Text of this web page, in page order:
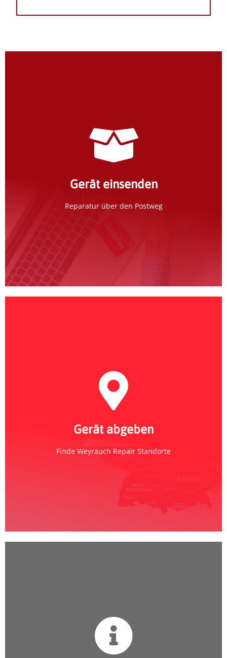
Gerät einsenden
Reparatur über den Postweg
Erfassung im Weyrauch-Portal
Erfassen Sie Ihr Gerät im Reparaturportal und
Gerät abgeben
Finde Weyrauch Repair Standorte
Weyrauch Repair
Abgabe-Standort finden
Standorte